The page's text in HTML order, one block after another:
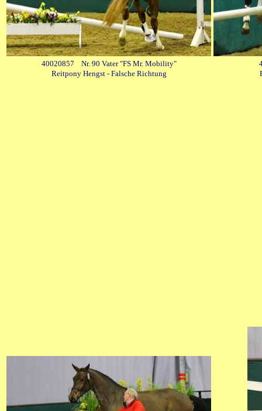
40020857 Nr. 90 Vater "FS Mr. Mobility"
Reitpony Hengst - Falsche Richtung